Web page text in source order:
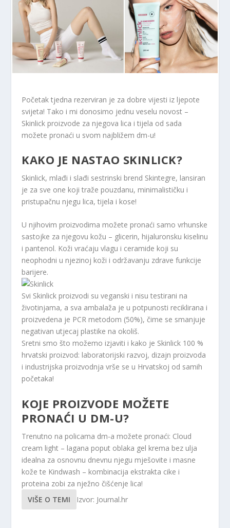
Početak tjedna rezerviran je za dobre vijesti iz ljepote
svijeta! Tako i mi donosimo jednu veselu novost –
Skinlick proizvode za njegova lica i tijela od sada
možete pronaći u svom najbližem dm-u!
KAKO JE NASTAO SKINLICK?
Skinlick, mlađi i slađi sestrinski brend Skintegre, lansiran
je za sve one koji traže pouzdanu, minimalističku i
pristupačnu njegu lica, tijela i kose!
U njihovim proizvodima možete pronaći samo vrhunske
sastojke za njegovu kožu – glicerin, hijaluronsku kiselinu
i pantenol. Koži vraćaju vlagu i ceramide koji su
neophodni u njezinoj koži i održavanju zdrave funkcije
barijere.
Svi Skinlick proizvodi su veganski i nisu testirani na
životinjama, a sva ambalaža je u potpunosti reciklirana i
proizvedena je PCR metodom (50%), čime se smanjuje
negativan utjecaj plastike na okoliš.
Sretni smo što možemo izjaviti i kako je Skinlick 100 %
hrvatski proizvod: laboratorijski razvoj, dizajn proizvoda
i industrijska proizvodnja vrše se u Hrvatskoj od samih
početaka!
KOJE PROIZVODE MOŽETE
PRONAĆI U DM-U?
Trenutno na policama dm-a možete pronaći: Cloud
cream light – lagana poput oblaka gel krema bez ulja
idealna za osnovnu dnevnu njegu mješovite i masne
kože te Kindwash – kombinacija ekstrakta cike i
proteina zobi za nježno čišćenje lica!
VIŠE O TEMI
Izvor: Journal.hr